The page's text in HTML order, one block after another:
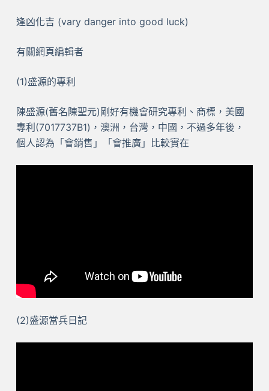
逢凶化吉 (vary danger into good luck)
有關網頁編輯者
(1)盛源的專利
陳盛源(舊名陳聖元)剛好有機會研究專利、商標，美國
專利(7017737B1)，澳洲，台灣，中國，不過多年後，
個人認為「會銷售」「會推廣」比較實在
(2)盛源當兵日記